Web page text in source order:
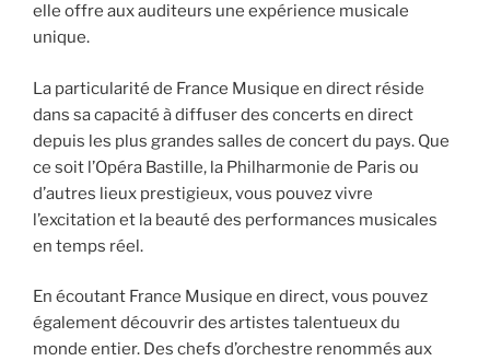
elle offre aux auditeurs une expérience musicale
unique.
La particularité de France Musique en direct réside
dans sa capacité à diffuser des concerts en direct
depuis les plus grandes salles de concert du pays. Que
ce soit l’Opéra Bastille, la Philharmonie de Paris ou
d’autres lieux prestigieux, vous pouvez vivre
l’excitation et la beauté des performances musicales
en temps réel.
En écoutant France Musique en direct, vous pouvez
également découvrir des artistes talentueux du
monde entier. Des chefs d’orchestre renommés aux